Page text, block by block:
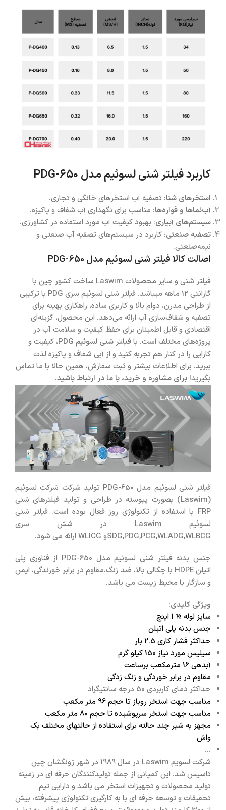
کاربرد فیلتر شنی لسوئیم مدل PDG-650
استخرهای شنا: تصفیه آب استخرهای خانگی و تجاری.
آب‌نماها و فواره‌ها: مناسب برای نگهداری آب شفاف و پاکیزه.
سیستم‌های آبیاری: بهبود کیفیت آب مورد استفاده در کشاورزی.
تصفیه صنعتی: کاربرد در سیستم‌های تصفیه آب صنعتی و
نیمه‌صنعتی.
اصالت کالا فیلتر شنی لسوئیم مدل PDG-650
فیلتر شنی و سایر محصولات Laswim ساخت کشور چین با
گارانتی 12 ماهه میباشد. فیلتر شنی لسوئیم سری PDG با ترکیبی
از طراحی مدرن، دوام بالا و کاربری ساده، راهکاری بهینه برای
تصفیه و شفاف‌سازی آب ارائه می‌دهد. این محصول، گزینه‌ای
اقتصادی و قابل اطمینان برای حفظ کیفیت و سلامت آب در
پروژه‌های مختلف است. بافیلتر شنی لسوئیم PDG
، کیفیت و
کارایی را در کنار هم تجربه کنید و از آبی شفاف و پاکیزه لذت
ببرید. برای اطلاعات بیشتر و ثبت سفارش، همین حالا با ما تماس
بگیرید! برای مشاوره و خرید، با ما در ارتباط باشید.
فیلتر شنی لسوئیم مدل PDG-650 تولید شرکت شرکت لسوئیم
(Laswim) بصورت پیوسته در طراحی و تولید فیلترهای شنی
FRP با استفاده از تکنولوژی روز فعال بوده است. فیلتر شنی
لسوئیم Laswim در شش سری
SDG,PDG,PCG,WLADG,WLBCGو WLICG ارائه می شود.
جنس بدنه فیلتر شنی لسوئیم مدل PDG-650 از فناوری پلی
اتیلن HDPE با چگالی بالا، ضد زنگ،مقاوم در برابر خورندگی، ایمن
و سازگار با محیط زیست می باشد.
ویژگی کلیدی:
سایز لوله ½ 1
اینچ
جنس بدنه پلی اتیلن
حداکثر فشار کاری 2.5 بار
سیلیس مورد نیاز 150 کیلو گرم
آبدهی 16 مترمکعب برساعت
مقاوم در برابر خوردگی و زنگ زدگی
حداکثر دمای کاربردی 50 درجه سانتیگراد
مناسب جهت استخر روباز تا حجم 96 متر مکعب
مناسب جهت استخر سرپوشیده تا حجم 80 متر مکعب
مجهز به شیر چند حالته برای استفاده از حالتهای مختلف بک
واش
...
شرکت لسویم Laswim در سال 1989 در شهر ژونگشان چین
تاسیس شد. این کمپانی از جمله تولیدکنندگان حرفه ای در زمینه
تولید محصولات و تجهیزات استخر می باشد و دارایی تیم
تحقیقات و توسعه حرفه ای با به کارگیری تکنولوژی پیشرفته، بیش